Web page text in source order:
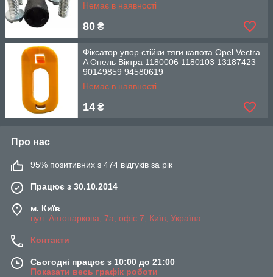
Немає в наявності
80 ₴
Фіксатор упор стійки тяги капота Opel Vectra
A Опель Віктра 1180006 1180103 13187423
90149859 94580619
Немає в наявності
14 ₴
Про нас
95% позитивних з 474 відгуків за рік
Працює з 30.10.2014
м. Київ
вул. Автопаркова, 7а, офіс 7, Київ, Україна
Контакти
Сьогодні працює з 10:00 до 21:00
Показати весь графік роботи